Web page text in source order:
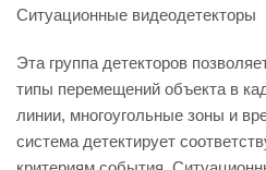
Ситуационные видеодетекторы
Эта группа детекторов
типы перемещений объекта в
линии, многоугольные зоны и
система детектирует